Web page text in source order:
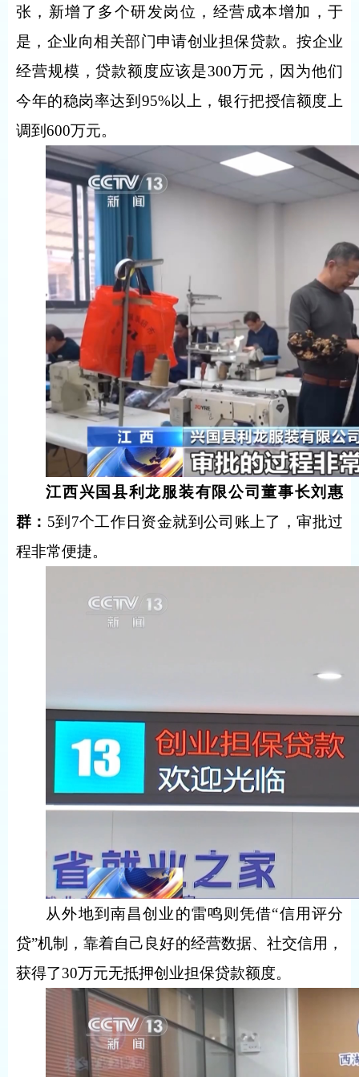
张，新增了多个研发岗位，经营成本增加，于
是，企业向相关部门申请创业担保贷款。按企业
经营规模，贷款额度应该是300万元，因为他们
今年的稳岗率达到95%以上，银行把授信额度上
调到600万元。
江西兴国县利龙服装有限公司董事长刘惠
群： 5到7个工作日资金就到公司账上了，审批过
程非常便捷。
从外地到南昌创业的雷鸣则凭借“信用评分
贷”机制，靠着自己良好的经营数据、社交信用，
获得了30万元无抵押创业担保贷款额度。